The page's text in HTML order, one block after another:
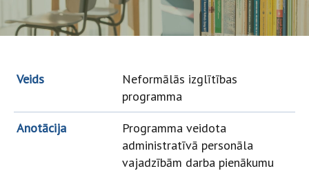
Veids
Neformālās izglītības
programma
Anotācija
Programma veidota
administratīvā personāla
vajadzībām darba pienākumu